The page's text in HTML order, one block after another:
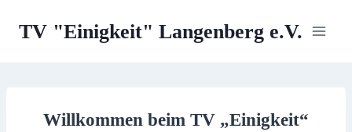
InhaltTV "Einigkeit" Langenberg e.V.
Willkommen beim TV „Einigkeit“